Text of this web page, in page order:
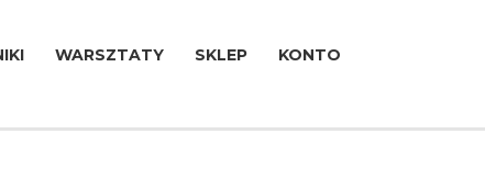
WARSZTATY SKLEP KONTO